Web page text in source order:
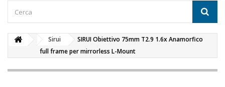
Sirui
SIRUI Obiettivo 75mm T2.9 1.6x Anamorfico
full frame per mirrorless L-Mount